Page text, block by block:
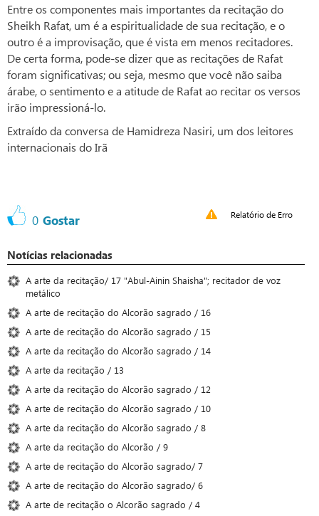
Entre os componentes mais importantes da recitação do
Sheikh Rafat, um é a espiritualidade de sua recitação, e o
outro é a improvisação, que é vista em menos recitadores.
De certa forma, pode-se dizer que as recitações de Rafat
foram significativas; ou seja, mesmo que você não saiba
árabe, o sentimento e a atitude de Rafat ao recitar os versos
irão impressioná-lo.
Extraído da conversa de Hamidreza Nasiri, um dos leitores
internacionais do Irã
0 Gostar Relatório de Erro
Notícias relacionadas
A arte da recitação/ 17 "Abul-Ainin Shaisha"; recitador de voz
metálico
A arte de recitação do Alcorão sagrado / 16
A arte de recitação do Alcorão sagrado / 15
A arte da recitação do Alcorão sagrado / 14
A arte da recitação / 13
A arte da recitação do Alcorão sagrado / 12
A arte de recitação do Alcorão sagrado / 10
A arte da recitação do Alcorão sagrado / 8
A arte da recitação do Alcorão / 9
A arte de recitação do Alcorão sagrado/ 7
A arte de recitação do Alcorão sagrado/ 6
A arte de recitação o Alcorão sagrado / 4